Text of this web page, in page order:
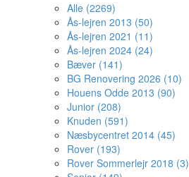
Alle (2269)
Ås-lejren 2013 (50)
Ås-lejren 2021 (11)
Ås-lejren 2024 (24)
Bæver (141)
BG Renovering 2026 (10)
Houens Odde 2013 (90)
Junior (208)
Knuden (591)
Næsbycentret 2014 (45)
Rover (193)
Rover Sommerlejr 2018 (3)